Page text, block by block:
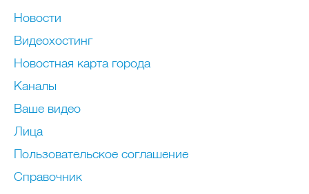
Новости
Видеохостинг
Новостная карта города
Каналы
Ваше видео
Лица
Пользовательское соглашение
Справочник